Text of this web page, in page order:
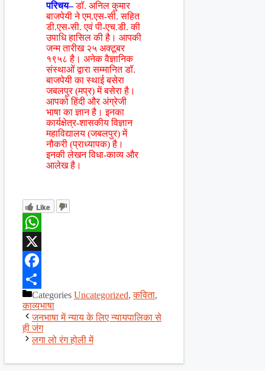
परिचय–डॉ. अनिल कुमार
बाजपेयी ने एम.एस-सी. सहित
डी.एस-सी. एवं पी-एच.डी. की
उपाधि हासिल की है। आपकी
जन्म तारीख २५ अक्टूबर
१९५८ है। अनेक वैज्ञानिक
संस्थाओं द्वारा सम्मानित डॉ.
बाजपेयी का स्थाई बसेरा
जबलपुर (मप्र) में बसेरा है।
आपको हिंदी और अंग्रेजी
भाषा का ज्ञान है। इनका
कार्यक्षेत्र-शासकीय विज्ञान
महाविद्यालय (जबलपुर) में
नौकरी (प्राध्यापक) है।
इनकी लेखन विधा-काव्य और
आलेख है।
Like
WhatsApp
X
Facebook
ShareCategories Uncategorized,कविता,
काव्यभाषा
जनभाषा में न्याय के लिए न्यायपालिका से
ही जंग
लगा लो रंग होली में